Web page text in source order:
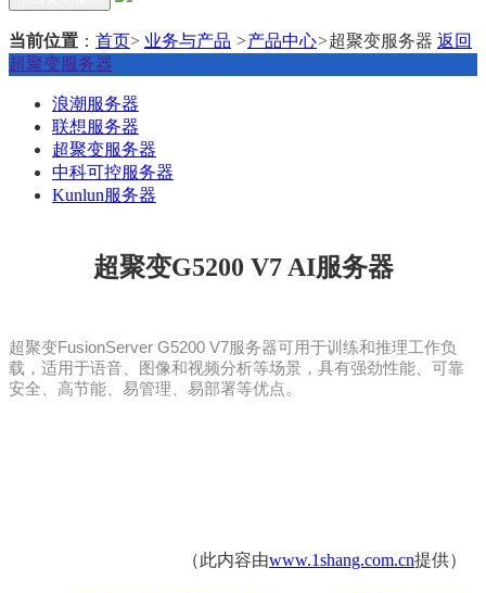
当前位置 ： 首页> 业务与产品 >产品中心>超聚变服务器 返回
超聚变服务器
浪潮服务器
联想服务器
超聚变服务器
中科可控服务器
Kunlun服务器
超聚变G5200 V7 AI服务器
超聚变FusionServer G5200 V7服务器可用于训练和推理工作负
载，适用于语音、图像和视频分析等场景，具有强劲性能、可靠
安全、高节能、易管理、易部署等优点。
（此内容由www.1shang.com.cn提供）